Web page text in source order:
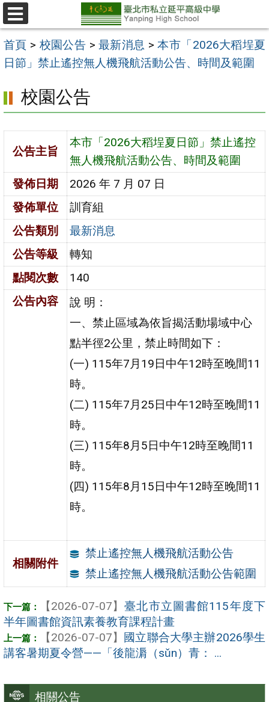
跳
至
主
要
區
選
單
首頁 > 校園公告 > 最新消息 >本市「2026大稻埕夏
日節」禁止遙控無人機飛航活動公告、時間及範圍
相關公告
校園公告
公告主旨
本市「2026大稻埕夏日節」禁止遙控
無人機飛航活動公告、時間及範圍
發佈日期
2026 年 7 月 07 日
發佈單位
訓育組
公告類別
最新消息
公告等級
轉知
點閱次數
140
公告內容
說 明：
一、禁止區域為依旨揭活動場域中心
點半徑2公里，禁止時間如下：
(一) 115年7月19日中午12時至晚間11
時。
(二) 115年7月25日中午12時至晚間11
時。
(三) 115年8月5日中午12時至晚間11
時。
(四) 115年8月15日中午12時至晚間11
時。
相關附件
禁止遙控無人機飛航活動公告
禁止遙控無人機飛航活動公告範圍
【2026-07-07】 臺北市立圖書館115年度下
半年圖書館資訊素養教育課程計畫
【2026-07-07】 國立聯合大學主辦2026學生
講客暑期夏令營——「後龍漘（sǔn）青： ...